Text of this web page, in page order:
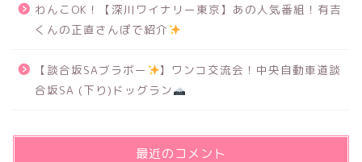
わんこOK！【深川ワイナリー東京】あの人気番組！有吉
くんの正直さんぽで紹介
【談合坂SAブラボー
】ワンコ交流会！中央自動車道談
合坂SA (下り)ドッグラン
最近のコメント